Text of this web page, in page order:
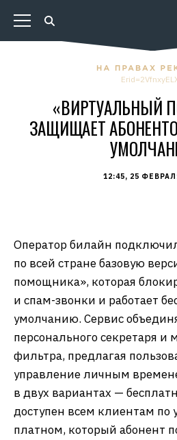
«ВИРТУАЛЬНЫЙ
ЗАЩИЩАЕТ
12:45, 25
Оператор билайн
по всей стране базовую
помощника», которая
и спам-звонки и работает
умолчанию. Сервис
персонального секретаря
фильтра, предлагая
управление личным
в двух вариантах —
доступен всем клиентам по
платном, который абонент